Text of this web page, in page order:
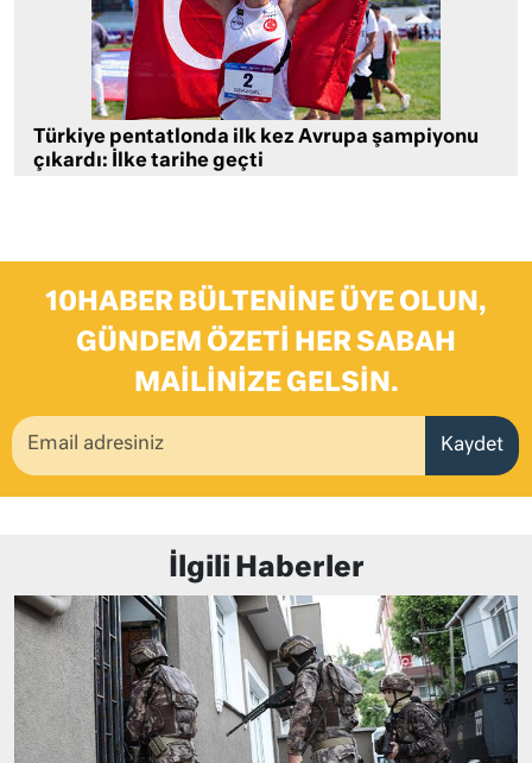
Türkiye pentatlonda ilk kez Avrupa şampiyonu
çıkardı: İlke tarihe geçti
10HABER BÜLTENINE ÜYE OLUN,
GÜNDEM ÖZETI HER SABAH
MAILINIZE GELSIN.
Kaydet
İlgili Haberler